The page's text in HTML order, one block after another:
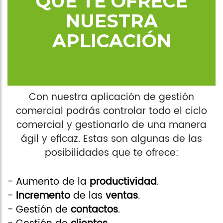
NUESTRA
APLICACIÓN
Con nuestra aplicación de gestión
comercial podrás controlar todo el ciclo
comercial y gestionarlo de una manera
ágil y eficaz. Estas son algunas de las
posibilidades que te ofrece:
- Aumento de la productividad.
- Incrementode las ventas.
- Gestión de contactos.